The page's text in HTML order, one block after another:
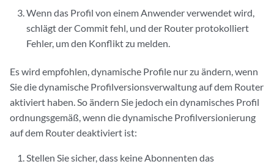
Wenn das Profil von einem Anwender verwendet wird,
schlägt der Commit fehl, und der Router protokolliert
Fehler, um den Konflikt zu melden.
Es wird empfohlen, dynamische Profile nur zu ändern, wenn
Sie die dynamische Profilversionsverwaltung auf dem Router
aktiviert haben. So ändern Sie jedoch ein dynamisches Profil
ordnungsgemäß, wenn die dynamische Profilversionierung
auf dem Router deaktiviert ist:
Stellen Sie sicher, dass keine Abonnenten das